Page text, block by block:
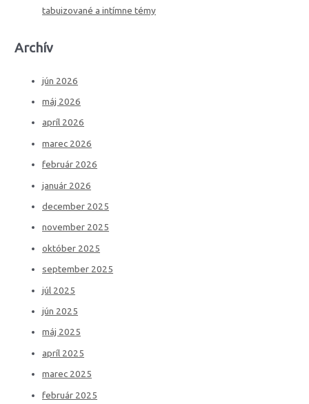
tabuizované a intímne témy
Archív
jún 2026
máj 2026
apríl 2026
marec 2026
február 2026
január 2026
december 2025
november 2025
október 2025
september 2025
júl 2025
jún 2025
máj 2025
apríl 2025
marec 2025
február 2025